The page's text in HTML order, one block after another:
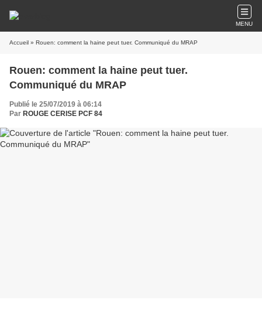
MENU
Accueil » Rouen: comment la haine peut tuer. Communiqué du MRAP
Rouen: comment la haine peut tuer.
Communiqué du MRAP
Publié le 25/07/2019 à 06:14
Par ROUGE CERISE PCF 84